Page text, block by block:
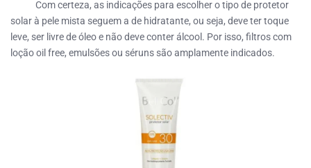
Com certeza, as indicações para escolher o tipo de protetor
solar à pele mista seguem a de hidratante, ou seja, deve ter toque
leve, ser livre de óleo e não deve conter álcool. Por isso, filtros com
loção oil free, emulsões ou séruns são amplamente indicados.